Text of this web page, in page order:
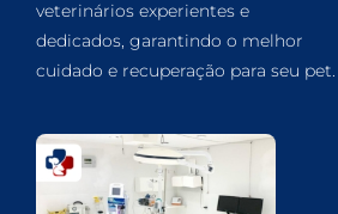
veterinários experientes e
dedicados, garantindo o melhor
cuidado e recuperação para seu pet.